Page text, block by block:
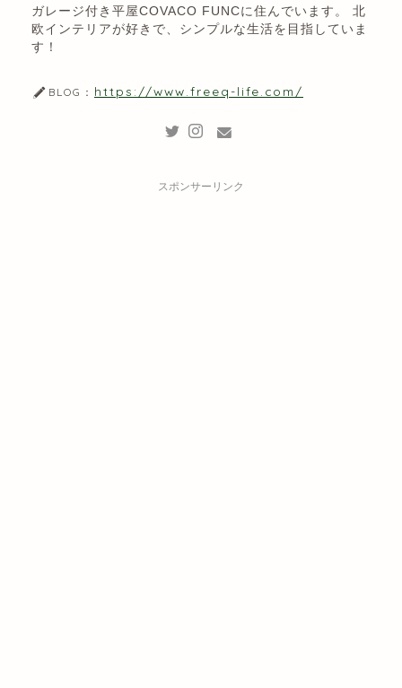
ガレージ付き平屋COVACO FUNCに住んでいます。 北
欧インテリアが好きで、シンプルな生活を目指していま
す！
BLOG： https://www.freeq-life.com/
スポンサーリンク